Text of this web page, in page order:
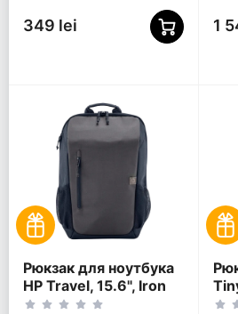
349 lei 1
Рюкзак для ноутбука
HP Travel, 15.6", Iron
Grey